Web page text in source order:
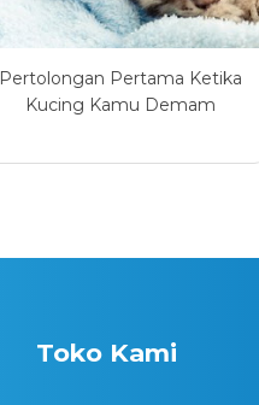
Pertolongan Pertama Ketika
Kucing Kamu Demam
Toko Kami